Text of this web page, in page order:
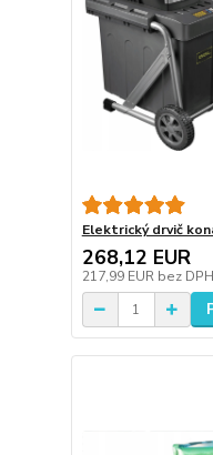
Elektrický drvič
268,12 EUR
217,99 EUR bez DPH